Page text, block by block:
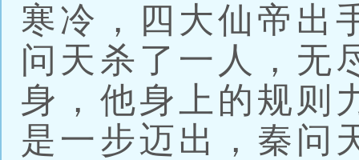
寒冷，四大仙帝出
问天杀了一人，无
身，他身上的规则
是一步迈出，秦问